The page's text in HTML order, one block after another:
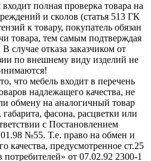
полная проверка товара на
и сколов (статья 513 ГК
к товару, покупатель обязан
товара, тем самым подтверждая
случае отказа заказчиком от
по внешнему виду изделий не
что мебель входит в перечень
надлежащего качества, не
обмену на аналогичный товар
фасона, расцветки или
с Постановлением
№55. Т.е. право на обмен и
качества, предусмотренное ст.25
от 07.02.92 2300-1